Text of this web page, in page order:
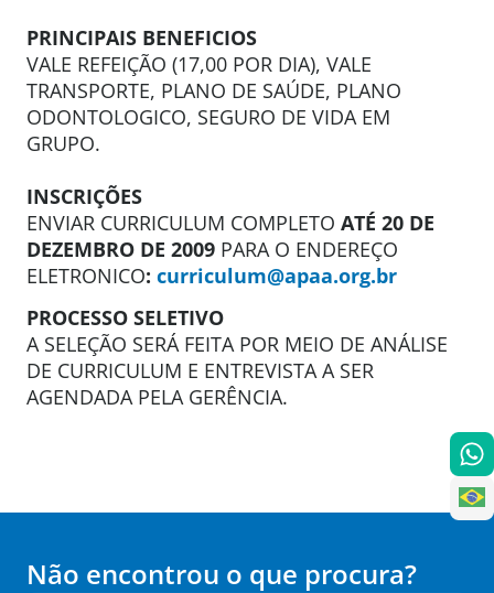
PRINCIPAIS BENEFICIOS
VALE REFEIÇÃO (17,00 POR DIA), VALE
TRANSPORTE, PLANO DE SAÚDE, PLANO
ODONTOLOGICO, SEGURO DE VIDA EM
GRUPO.
INSCRIÇÕES
ENVIAR CURRICULUM COMPLETO ATÉ 20 DE
DEZEMBRO DE 2009 PARA O ENDEREÇO
ELETRONICO: curriculum@apaa.org.br
PROCESSO SELETIVO
A SELEÇÃO SERÁ FEITA POR MEIO DE ANÁLISE
DE CURRICULUM E ENTREVISTA A SER
AGENDADA PELA GERÊNCIA.
Não encontrou o que procura?